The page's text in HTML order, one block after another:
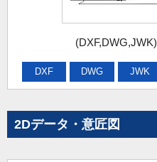
(DXF,DWG,JWK)
DXF DWG JWK
2Dデータ・意匠図